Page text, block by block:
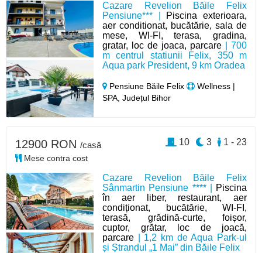
Cazare Revelion Băile Felix
Pensiune*** | Piscina exterioara,
aer conditionat, bucătărie, sala de
mese, WI-FI, terasa, gradina,
gratar, loc de joaca, parcare | 700
m centrul statiunii Felix, 350 m
Aqua park President, 9 km Oradea
Pensiune Băile Felix
Wellness |
SPA, Județul Bihor
Cazare Revelion Băile Felix
Sânmartin Pensiune **** |
Piscina
în aer liber, restaurant, aer
condiționat, bucătărie, WI-FI,
terasă, grădină-curte, foișor,
cuptor, grătar, loc de joacă,
parcare | 1,2 km de Aqua Park-ul
și Ștrandul „1 Mai” din Băile Felix
12900 RON /casă
Mese contra cost
1 - 23
3
10